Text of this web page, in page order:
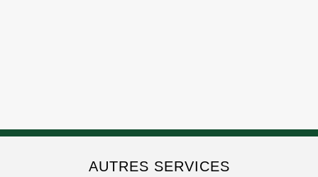
AUTRES SERVICES